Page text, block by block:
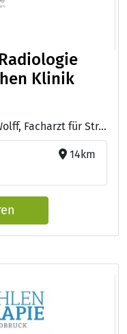
Klinik
Ärzte: Prof. Dr. med. Hendrik A. Wolff, Facharzt für Strahlentherapie und Radioonkologie - Dr. med. Steffen Hennies, Facharzt für Strahlentherapie und Radioonkologie - Priv.-Doz. Dr. med. Gregor Habl, Facharzt für Strahlentherapie und Radioonkologie
14km